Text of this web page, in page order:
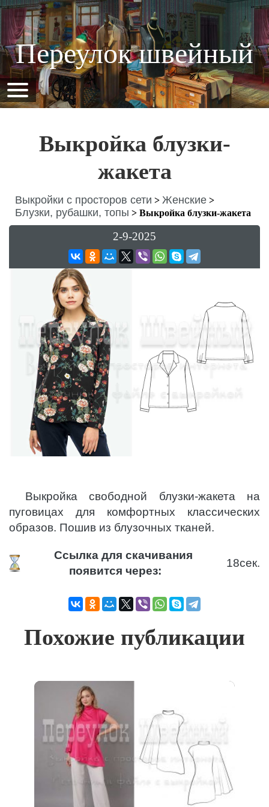
Переулок швейный
Выкройка блузки-
жакета
Выкройки с просторов сети > Женские >
Блузки, рубашки, топы > Выкройка блузки-жакета
2-9-2025
Выкройка свободной блузки-жакета на
пуговицах для комфортных классических
образов. Пошив из блузочных тканей.
Ссылка для скачивания
появится через:
18сек.
Похожие публикации